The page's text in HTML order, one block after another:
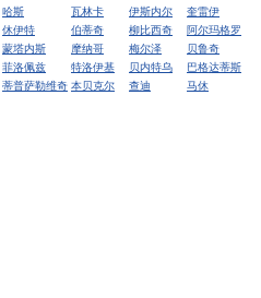
哈斯
瓦林卡 伊斯内尔 奎雷伊
休伊特
伯蒂奇 柳比西奇 阿尔玛格罗
蒙塔内斯
摩纳哥 梅尔泽 贝鲁奇
菲洛佩兹
特洛伊基 贝内特乌 巴格达蒂斯
蒂普萨勒维奇 本贝克尔 查迪 马休